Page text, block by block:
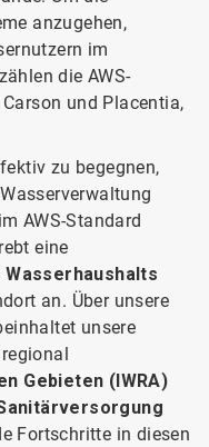
anzugehen,
im
die AWS-
und Placentia,
zu begegnen,
AWS-Standard
eine
Wasserhaushalts
an. Über unsere
unsere
regional
Gebieten (IWRA)
Fortschritte in diesen